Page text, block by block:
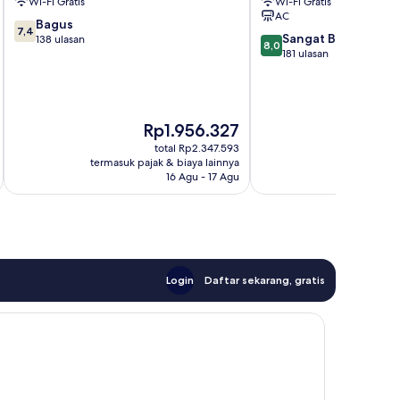
Hackney
7.4
dari
7,4 Bagus
138 ulasan
Harga
sekarang
Rp1.956.327
Rp1.956.327
total Rp2.347.593
termasuk pajak & biaya lainnya
16 Agu - 17 Agu
Hotel
Hackney
AC
8.0
dari
8,0 Sangat Baik
181 ulasan
Login Daftar sekarang, gratis